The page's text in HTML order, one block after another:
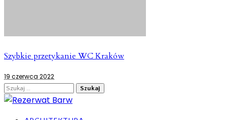
Szybkie przetykanie WC Kraków
19 czerwca 2022
Szukaj: